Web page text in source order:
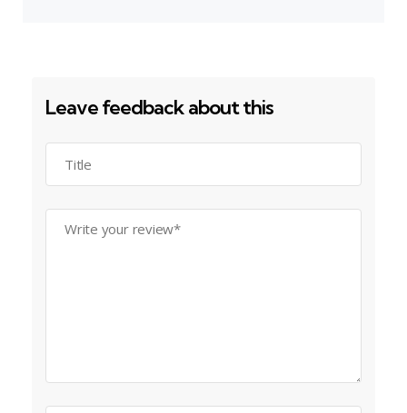
Leave feedback about this